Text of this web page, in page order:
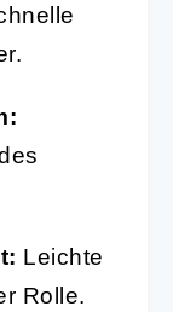
Leichte
Rolle.